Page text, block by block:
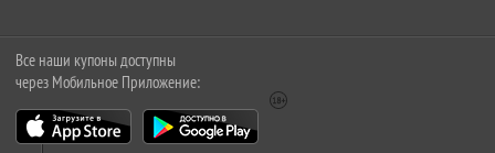
Все наши купоны доступны
через Мобильное Приложение: